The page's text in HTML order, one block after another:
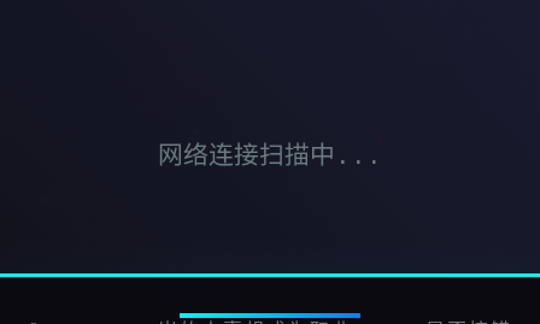
网络连接扫描中...